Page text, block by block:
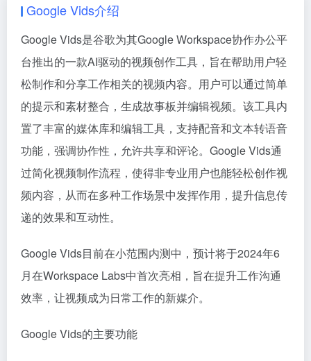
Google Vids介绍
Google Vids是谷歌为其Google Workspace协作办公平
台推出的一款AI驱动的视频创作工具，旨在帮助用户轻
松制作和分享工作相关的视频内容。用户可以通过简单
的提示和素材整合，生成故事板并编辑视频。该工具内
置了丰富的媒体库和编辑工具，支持配音和文本转语音
功能，强调协作性，允许共享和评论。Google Vids通
过简化视频制作流程，使得非专业用户也能轻松创作视
频内容，从而在多种工作场景中发挥作用，提升信息传
递的效果和互动性。
Google Vids目前在小范围内测中，预计将于2024年6
月在Workspace Labs中首次亮相，旨在提升工作沟通
效率，让视频成为日常工作的新媒介。
Google Vids的主要功能